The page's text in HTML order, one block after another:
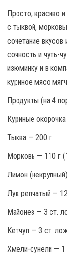
Просто, красиво и
с тыквой,
сочетание
сочность и чуть-
изюминку и в
куриное мясо
Продукты (на 4
Куриные
Тыква — 200 г
Морковь — 110 г
Лимон
Лук репчатый —
Майонез — 3 ст.
Кетчуп — 3 ст.
Хмели-сунели — 1